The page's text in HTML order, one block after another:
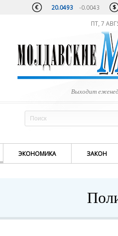
20.0493 -0.0043
ПТ, 7
Выходит
ЭКОНОМИКА ЗАКОН